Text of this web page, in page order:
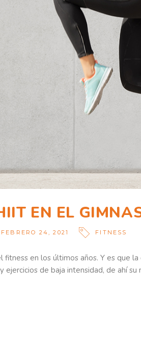
EN EL
FEBRERO 24, 2021 FITNESS
fitness en los últimos años. Y es que
de baja intensidad, de ahí